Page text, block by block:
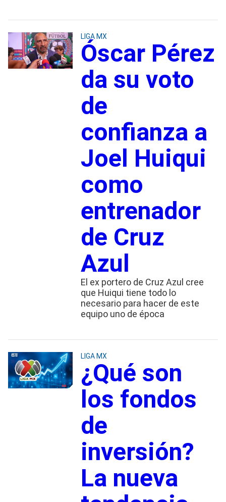
LIGA MX
Óscar Pérez
da su voto
de
confianza a
Joel Huiqui
como
entrenador
de Cruz
Azul
El ex portero de Cruz Azul cree
que Huiqui tiene todo lo
necesario para hacer de este
equipo uno de época
LIGA MX
¿Qué son
los fondos
de
inversión?
La nueva